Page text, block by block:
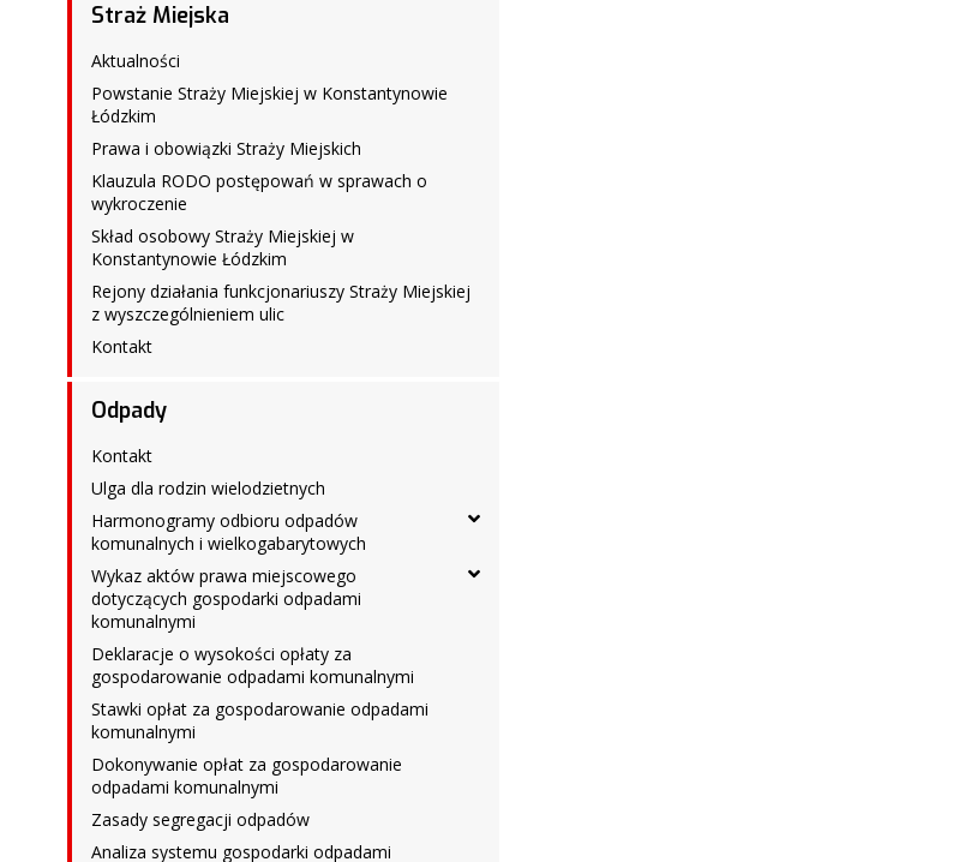
Straż Miejska
Aktualności
Powstanie Straży Miejskiej w Konstantynowie
Łódzkim
Prawa i obowiązki Straży Miejskich
Klauzula RODO postępowań w sprawach o
wykroczenie
Skład osobowy Straży Miejskiej w
Konstantynowie Łódzkim
Rejony działania funkcjonariuszy Straży Miejskiej
z wyszczególnieniem ulic
Kontakt
Odpady
Kontakt
Ulga dla rodzin wielodzietnych
Harmonogramy odbioru odpadów
komunalnych i wielkogabarytowych
Wykaz aktów prawa miejscowego
dotyczących gospodarki odpadami
komunalnymi
Deklaracje o wysokości opłaty za
gospodarowanie odpadami komunalnymi
Stawki opłat za gospodarowanie odpadami
komunalnymi
Dokonywanie opłat za gospodarowanie
odpadami komunalnymi
Zasady segregacji odpadów
Analiza systemu gospodarki odpadami